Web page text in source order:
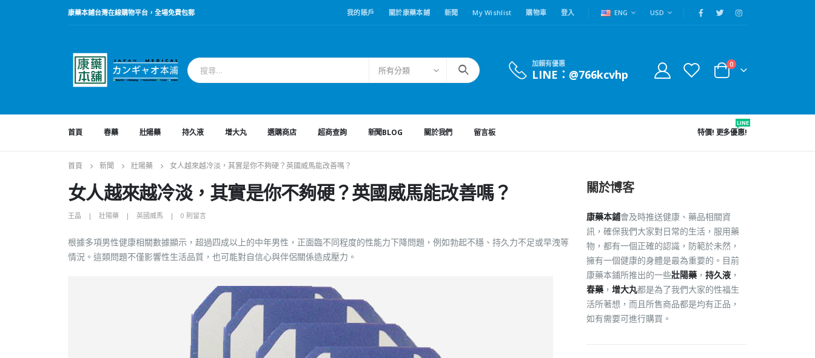
康藥本鋪台灣在線購物平台，全場免費包郵 我的賬戶 關於康藥本鋪 新聞 My Wishlist 購物車 登入 ENG USD
所有分類
加賴有優惠
LINE：@766kcvhp
0
首頁 春藥 壯陽藥 持久液 增大丸 選購商店 超商查詢 新聞BLOG 關於我們 留言板 特價! 更多優惠!
LINE
首頁 新聞 壯陽藥 女人越來越冷淡，其實是你不夠硬？英國威馬能改善嗎？
女人越來越冷淡，其實是你不夠硬？英國威馬能改善嗎？
王晶 壯陽藥 英國威馬 0 則留言
根據多項男性健康相關數據顯示，超過四成以上的中年男性，正面臨不同程度的性能力下降問題，例如勃起不穩、持久力不足或早洩等
情況。這類問題不僅影響性生活品質，也可能對自信心與伴侶關係造成壓力。
關於博客
康藥本鋪會及時推送健康、藥品相關資
訊，確保我們大家對日常的生活，服用藥
物，都有一個正確的認識，防範於未然，
擁有一個健康的身體是最為重要的。目前
康藥本鋪所推出的一些壯陽藥 ， 持久液 ，
春藥 ， 增大丸都是為了我們大家的性福生
活所著想，而且所售商品都是均有正品，
如有需要可進行購買。